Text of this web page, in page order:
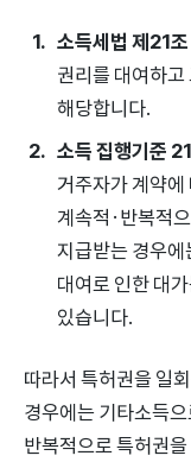
소득세법 제21
권리를 대여하
해당합니다.
소득 집행기준
거주자가 계약
계속적·반복적
지급받는 경우
대여로 인한 대
있습니다.
따라서 특허권을 일
경우에는 기타소득
반복적으로 특허권